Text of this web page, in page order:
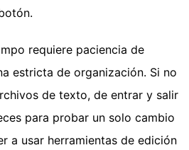
requiere paciencia de
estricta de organización. Si no
de texto, de entrar y salir
para probar un solo cambio
a usar herramientas de edición